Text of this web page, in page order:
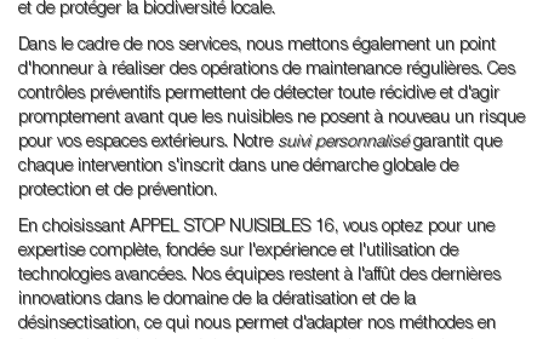
et de protéger la biodiversité locale.
Dans le cadre de nos services, nous mettons également un point
d'honneur à réaliser des opérations de maintenance régulières. Ces
contrôles préventifs permettent de détecter toute récidive et d'agir
promptement avant que les nuisibles ne posent à nouveau un risque
pour vos espaces extérieurs. Notre suivi personnaliségarantit que
chaque intervention s'inscrit dans une démarche globale de
protection et de prévention.
En choisissant APPEL STOP NUISIBLES 16, vous optez pour une
expertise complète, fondée sur l'expérience et l'utilisation de
technologies avancées. Nos équipes restent à l'affût des dernières
innovations dans le domaine de la dératisation et de la
désinsectisation, ce qui nous permet d'adapter nos méthodes en